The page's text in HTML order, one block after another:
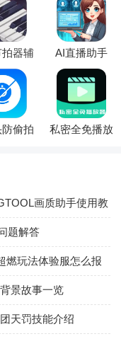
应用)
器辅
学习
台)
AI直播助手
(直播写作辅
助)
偷拍
私密全免播放
画质助手使用教
题解答
燃玩法体验服怎么报
景故事一览
天罚技能介绍